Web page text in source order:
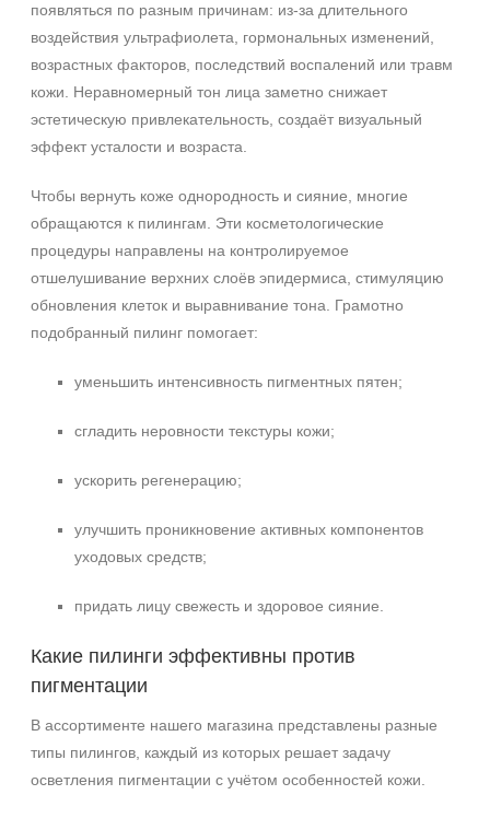
появляться по разным причинам: из‑за длительного
воздействия ультрафиолета, гормональных изменений,
возрастных факторов, последствий воспалений или травм
кожи. Неравномерный тон лица заметно снижает
эстетическую привлекательность, создаёт визуальный
эффект усталости и возраста.
Чтобы вернуть коже однородность и сияние, многие
обращаются к пилингам. Эти косметологические
процедуры направлены на контролируемое
отшелушивание верхних слоёв эпидермиса, стимуляцию
обновления клеток и выравнивание тона. Грамотно
подобранный пилинг помогает:
уменьшить интенсивность пигментных пятен;
сгладить неровности текстуры кожи;
ускорить регенерацию;
улучшить проникновение активных компонентов
уходовых средств;
придать лицу свежесть и здоровое сияние.
Какие пилинги эффективны против
пигментации
В ассортименте нашего магазина представлены разные
типы пилингов, каждый из которых решает задачу
осветления пигментации с учётом особенностей кожи.